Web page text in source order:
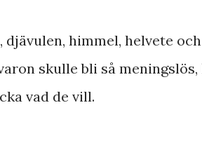
djävulen, himmel, helvete
skulle bli så
vad de vill.